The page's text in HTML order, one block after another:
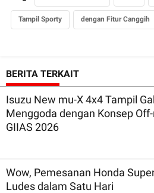
Tampil Sporty dengan Fitur Canggih
BERITA TERKAIT
Isuzu New mu-X 4x4 Tampil
Menggoda dengan Konsep
GIIAS 2026
Wow, Pemesanan Honda
Ludes dalam Satu Hari